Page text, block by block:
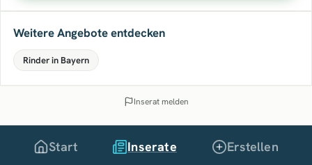
Weitere Angebote entdecken
Rinder in Bayern
Inserat melden
Start Inserate Erstellen